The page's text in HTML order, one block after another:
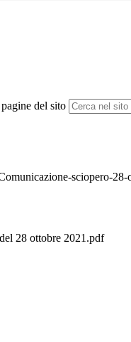
del sito
sciopero-
28 ottobre 2021.pdf